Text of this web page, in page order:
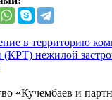
в территорию
(КРТ) нежилой
«Кучембаев и